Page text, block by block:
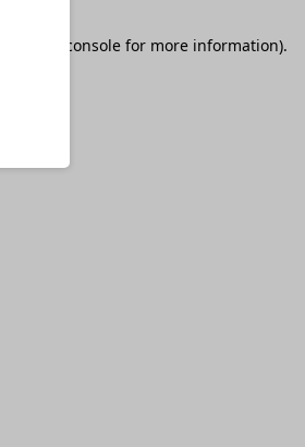
browser console for more information).